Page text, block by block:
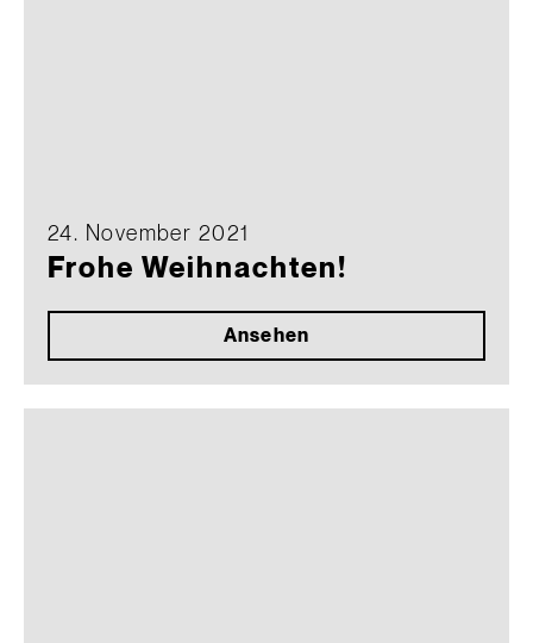
24. November 2021
Frohe Weihnachten!
Ansehen